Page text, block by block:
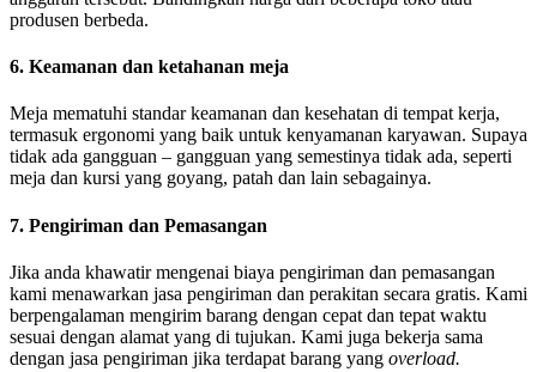
produsen berbeda.
6. Keamanan dan ketahanan meja
Meja mematuhi standar keamanan dan kesehatan di tempat kerja,
termasuk ergonomi yang baik untuk kenyamanan karyawan. Supaya
tidak ada gangguan – gangguan yang semestinya tidak ada, seperti
meja dan kursi yang goyang, patah dan lain sebagainya.
7. Pengiriman dan Pemasangan
Jika anda khawatir mengenai biaya pengiriman dan pemasangan
kami menawarkan jasa pengiriman dan perakitan secara gratis. Kami
berpengalaman mengirim barang dengan cepat dan tepat waktu
sesuai dengan alamat yang di tujukan. Kami juga bekerja sama
dengan jasa pengiriman jika terdapat barang yang overload.